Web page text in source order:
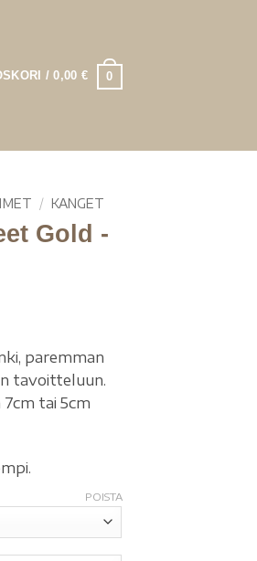
/0,00 € 0
/ KANGET
Gold -
paremman
tavoitteluun.
tai 5cm
POISTA